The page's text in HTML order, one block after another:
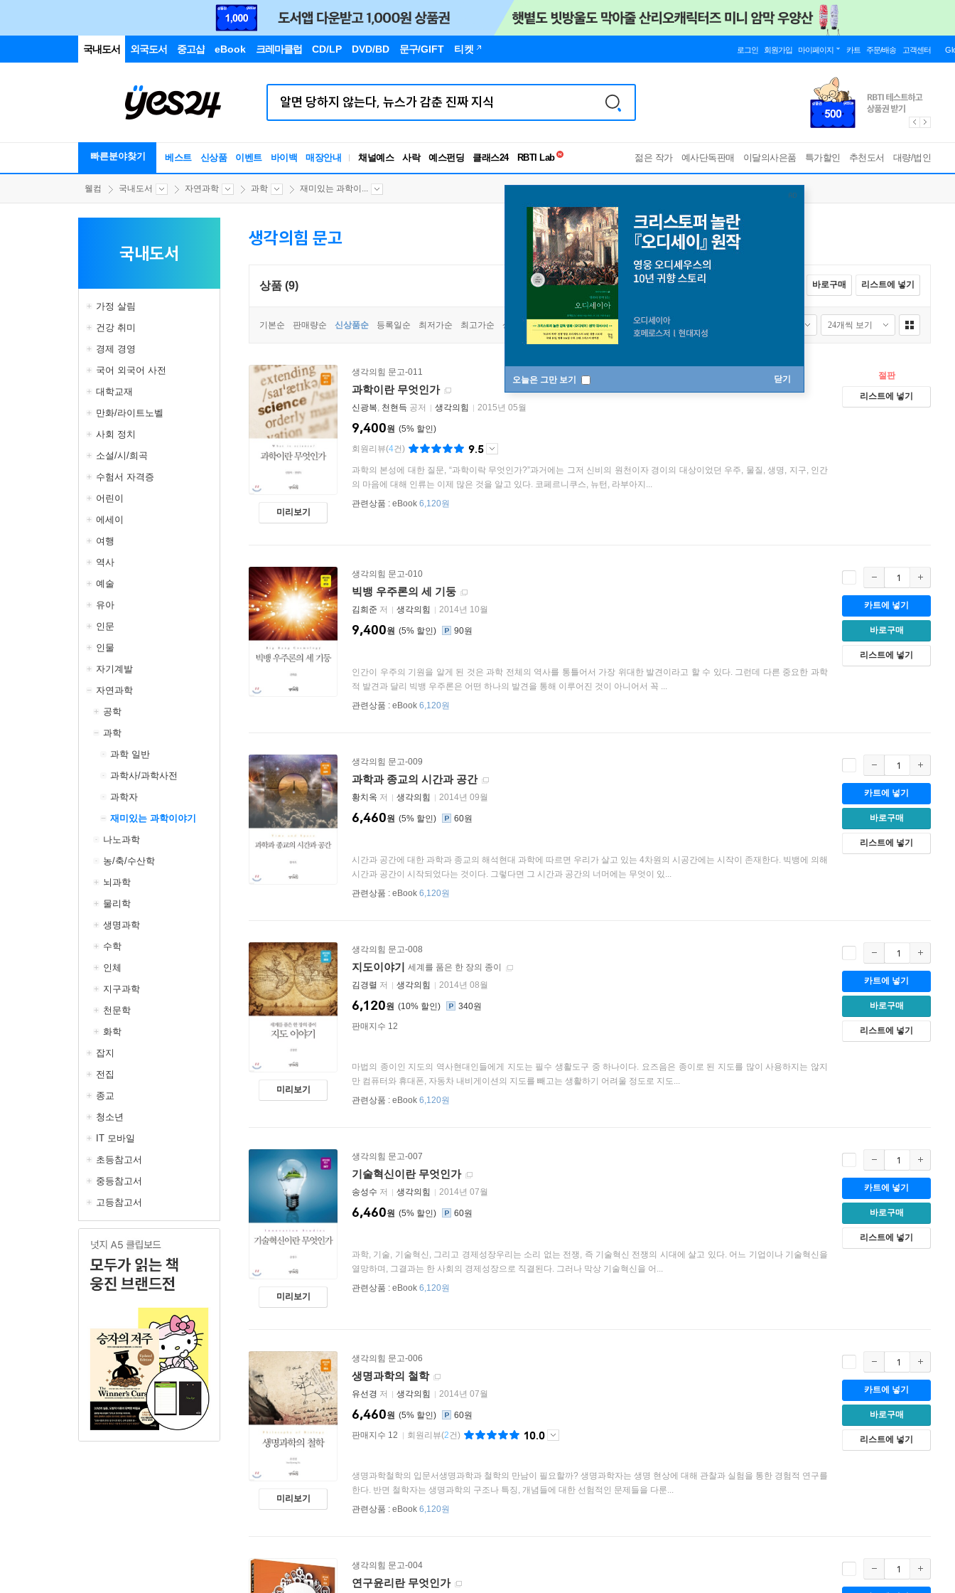
국내도서 외국도서 중고샵 eBook 크레마클럽 CD/LP DVD/BD 문구/GIFT 티켓 로그인 회원가입 마이페이지 카트 주문/배송 고객센터
빠른분야찾기 베스트 신상품 이벤트 바이백 매장안내 채널예스 사락 예스펀딩 클래스24
RBTI Lab
독서유형검사
젊은 작가 예사단독판매 이달의사은품 특가할인 추천도서 대량/법인
오늘은 그만 보기 닫기
웰컴 국내도서 자연과학 과학 재미있는 과학이...
국내도서
가정 살림
건강 취미
경제 경영
국어 외국어 사전
대학교재
만화/라이트노벨
사회 정치
소설/시/희곡
수험서 자격증
어린이
에세이
여행
역사
예술
유아
인문
인물
자기계발
자연과학
공학
과학
과학 일반
과학사/과학사전
과학자
재미있는 과학이야기
나노과학
농/축/수산학
뇌과학
물리학
생명과학
수학
인체
지구과학
천문학
화학
잡지
전집
종교
청소년
IT 모바일
초등참고서
중등참고서
고등참고서
생각의힘 문고
상품 (9) 전체선택 바로구매 리스트에 넣기
기본순 판매량순 신상품순 등록일순 최저가순 최고가순 상품명순
미리보기
생각의힘 문고-011
과학이란 무엇인가
신광복, 천현득 공저 생각의힘 2015년 05월
5%
9,400원
회원리뷰(4건) 9.5
과학의 본성에 대한 질문, “과학이락 무엇인가?”과거에는 그저 신비의 원천이자 경이의 대상이었던 우주, 물질, 생명, 지구, 인간
의 마음에 대해 인류는 이제 많은 것을 알고 있다. 코페르니쿠스, 뉴턴, 라부아지...
관련상품 : eBook 6,120원
절판
리스트에 넣기
생각의힘 문고-010
빅뱅 우주론의 세 기둥
김희준 저 생각의힘 2014년 10월
5%
9,400원 90원
인간이 우주의 기원을 알게 된 것은 과학 전체의 역사를 통틀어서 가장 위대한 발견이라고 할 수 있다. 그런데 다른 중요한 과학
적 발견과 달리 빅뱅 우주론은 어떤 하나의 발견을 통해 이루어진 것이 아니어서 꼭 ...
관련상품 : eBook 6,120원
카트에 넣기
바로구매
리스트에 넣기
생각의힘 문고-009
과학과 종교의 시간과 공간
황치옥 저 생각의힘 2014년 09월
5%
6,460원 60원
시간과 공간에 대한 과학과 종교의 해석현대 과학에 따르면 우리가 살고 있는 4차원의 시공간에는 시작이 존재한다. 빅뱅에 의해
시간과 공간이 시작되었다는 것이다. 그렇다면 그 시간과 공간의 너머에는 무엇이 있...
관련상품 : eBook 6,120원
카트에 넣기
바로구매
리스트에 넣기
미리보기
생각의힘 문고-008
지도이야기 세계를 품은 한 장의 종이
김경렬 저 생각의힘 2014년 08월
10%
6,120원
340원
판매지수 12
마법의 종이인 지도의 역사현대인들에게 지도는 필수 생활도구 중 하나이다. 요즈음은 종이로 된 지도를 많이 사용하지는 않지
만 컴퓨터와 휴대폰, 자동차 내비게이션의 지도를 빼고는 생활하기 어려울 정도로 지도...
관련상품 : eBook 6,120원
카트에 넣기
바로구매
리스트에 넣기
미리보기
생각의힘 문고-007
기술혁신이란 무엇인가
송성수 저 생각의힘 2014년 07월
5%
6,460원 60원
과학, 기술, 기술혁신, 그리고 경제성장우리는 소리 없는 전쟁, 즉 기술혁신 전쟁의 시대에 살고 있다. 어느 기업이나 기술혁신을
열망하며, 그결과는 한 사회의 경제성장으로 직결된다. 그러나 막상 기술혁신을 어...
관련상품 : eBook 6,120원
카트에 넣기
바로구매
리스트에 넣기
미리보기
생각의힘 문고-006
생명과학의 철학
유선경 저 생각의힘 2014년 07월
5%
6,460원
60원
판매지수 12
회원리뷰(2건) 10.0
생명과학철학의 입문서생명과학과 철학의 만남이 필요할까? 생명과학자는 생명 현상에 대해 관찰과 실험을 통한 경험적 연구를
한다. 반면 철학자는 생명과학의 구조나 특징, 개념들에 대한 선험적인 문제들을 다룬...
관련상품 : eBook 6,120원
카트에 넣기
바로구매
리스트에 넣기
생각의힘 문고-004
연구윤리란 무엇인가